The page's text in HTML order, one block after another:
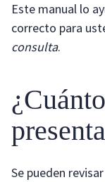
Este manual lo
correcto para
consulta.
Se pueden